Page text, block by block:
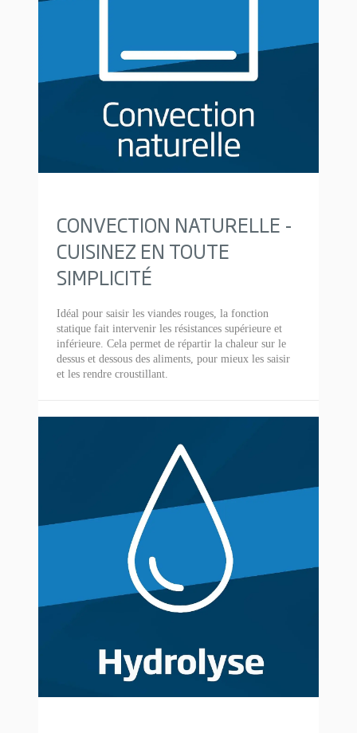
CONVECTION NATURELLE -
CUISINEZ EN TOUTE
SIMPLICITÉ
Idéal pour saisir les viandes rouges, la fonction
statique fait intervenir les résistances supérieure et
inférieure. Cela permet de répartir la chaleur sur le
dessus et dessous des aliments, pour mieux les saisir
et les rendre croustillant.